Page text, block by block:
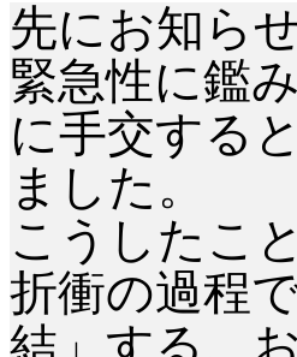
先にお知ら
緊急性に鑑
に手交する
ました。
こうしたこ
折衝の過程
結」する、